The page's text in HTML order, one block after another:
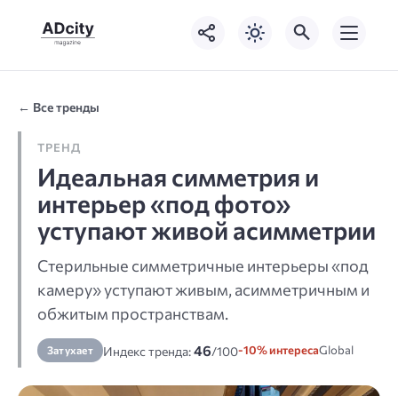
← Все тренды
ТРЕНД
Идеальная симметрия и
интерьер «под фото»
уступают живой асимметрии
Стерильные симметричные интерьеры «под
камеру» уступают живым, асимметричным и
обжитым пространствам.
Затухает Индекс тренда:46/100-10% интересаGlobal